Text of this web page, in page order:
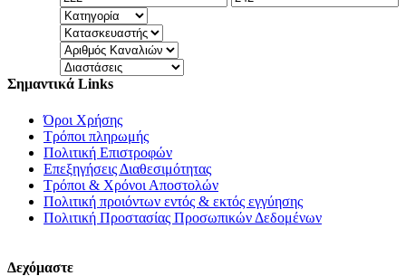
Σημαντικά Links
Όροι Χρήσης
Τρόποι πληρωμής
Πολιτική Επιστροφών
Επεξηγήσεις Διαθεσιμότητας
Τρόποι & Χρόνοι Αποστολών
Πολιτική προιόντων εντός & εκτός εγγύησης
Πολιτική Προστασίας Προσωπικών Δεδομένων
Δεχόμαστε